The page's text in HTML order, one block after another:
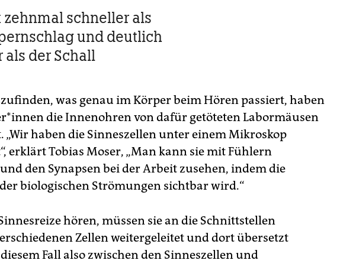
zehnmal schneller als
und deutlich
als der Schall
was genau im Körper beim Hören passiert, haben
die Innenohren von dafür getöteten Labormäusen
„Wir haben die Sinneszellen unter einem Mikroskop
erklärt Tobias Moser, „Man kann sie mit Fühlern
den Synapsen bei der Arbeit zusehen, indem die
biologischen Strömungen sichtbar wird.“
hören, müssen sie an die Schnittstellen
Zellen weitergeleitet und dort übersetzt
Fall also zwischen den Sinneszellen und